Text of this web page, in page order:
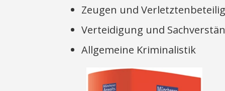
Zeugen und
Verteidigung und
Allgemeine Kriminalistik